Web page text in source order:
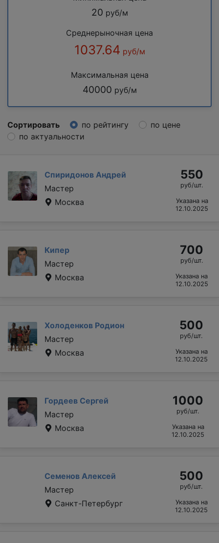
20 руб/м
Среднерыночная цена
1037.64 руб/м
Максимальная цена
40000 руб/м
Сортировать по рейтингу
по цене
по актуальности
Спиридонов Андрей
Мастер
Москва
550
руб/шт.
Указана на
12.10.2025
Кипер
Мастер
Москва
700
руб/шт.
Указана на
12.10.2025
Холоденков Родион
Мастер
Москва
500
руб/шт.
Указана на
12.10.2025
Гордеев Сергей
Мастер
Москва
1000
руб/шт.
Указана на
12.10.2025
Семенов Алексей
Мастер
Санкт-Петербург
500
руб/шт.
Указана на
12.10.2025